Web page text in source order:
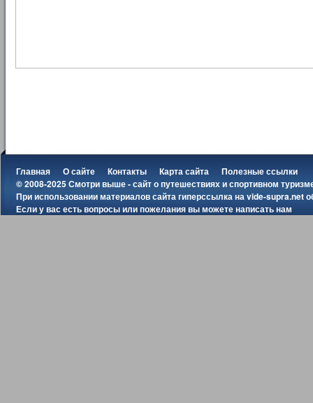
Главная О сайте Контакты Карта сайта
Полезные ссылки
© 2008-2025 Смотри выше - сайт о путешествиях и спортивном
При использовании материалов сайта гиперссылка наvide-supra.net
Если у вас есть вопросы или пожелания вы можетенаписать нам